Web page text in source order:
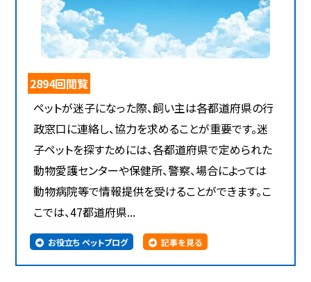
2894回閲覧
ペットが迷子になった際、飼い主は各都道府県の行
政窓口に連絡し、協力を求めることが重要です。迷
子ペットを探すためには、各都道府県で定められた
動物愛護センターや保健所、警察、場合によっては
動物病院等で情報提供を受けることができます。こ
こでは、47都道府県...
お役立ち ペットブログ 記事を見る